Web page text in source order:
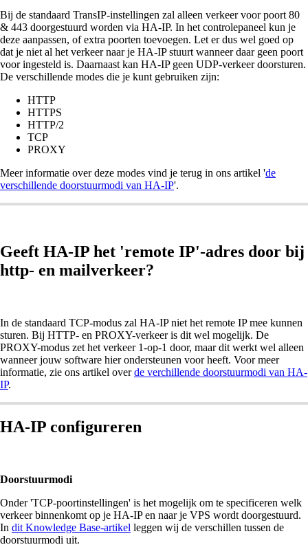
Bij de standaard TransIP-instellingen zal alleen verkeer voor poort 80
& 443 doorgestuurd worden via HA-IP. In het controlepaneel kun je
deze aanpassen, of extra poorten toevoegen. Let er dus wel goed op
dat je niet al het verkeer naar je HA-IP stuurt wanneer daar geen poort
voor ingesteld is. Daarnaast kan HA-IP geen UDP-verkeer doorsturen.
De verschillende modes die je kunt gebruiken zijn:
HTTP
HTTPS
HTTP/2
TCP
PROXY
Meer informatie over deze modes vind je terug in ons artikel 'de
verschillende doorstuurmodi van HA-IP'.
Geeft HA-IP het 'remote IP'-adres door bij
http- en mailverkeer?
In de standaard TCP-modus zal HA-IP niet het remote IP mee kunnen
sturen. Bij HTTP- en PROXY-verkeer is dit wel mogelijk. De
PROXY-modus zet het verkeer 1-op-1 door, maar dit werkt wel alleen
wanneer jouw software hier ondersteunen voor heeft. Voor meer
informatie, zie ons artikel overde verchillende doorstuurmodi van HA-
IP.
HA-IP configureren
Doorstuurmodi
Onder 'TCP-poortinstellingen' is het mogelijk om te specificeren welk
verkeer binnenkomt op je HA-IP en naar je VPS wordt doorgestuurd.
In dit Knowledge Base-artikel leggen wij de verschillen tussen de
doorstuurmodi uit.